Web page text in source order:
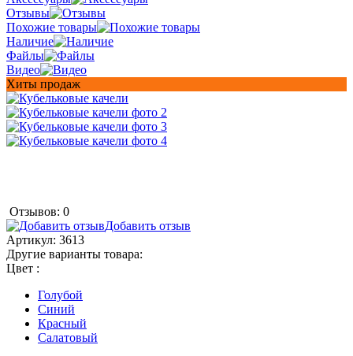
Отзывы
Похожие товары
Наличие
Файлы
Видео
Хиты продаж
Отзывов: 0
Добавить отзыв
Артикул: 3613
Другие варианты товара:
Цвет :
Голубой
Синий
Красный
Салатовый